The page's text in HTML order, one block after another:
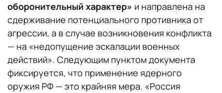
оборонительный характер» и направлена на
сдерживание потенциального противника от
агрессии, а в случае возникновения конфликта
— на «недопущение эскалации военных
действий». Следующим пунктом документа
фиксируется, что применение ядерного
оружия РФ — это крайняя мера. «Россия